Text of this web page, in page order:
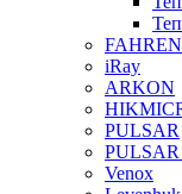
iRay
ARKON
PULSAR
Venox